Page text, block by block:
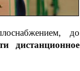
до
дистанционное